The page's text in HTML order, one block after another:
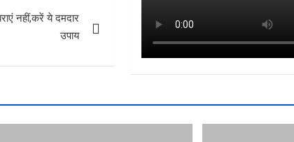
नहीं,करें ये दमदार
उपाय